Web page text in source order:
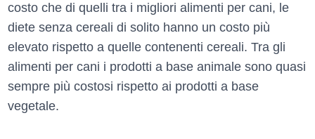
costo che di quelli tra i migliori alimenti per cani, le
diete senza cereali di solito hanno un costo più
elevato rispetto a quelle contenenti cereali. Tra gli
alimenti per cani i prodotti a base animale sono quasi
sempre più costosi rispetto ai prodotti a base
vegetale.